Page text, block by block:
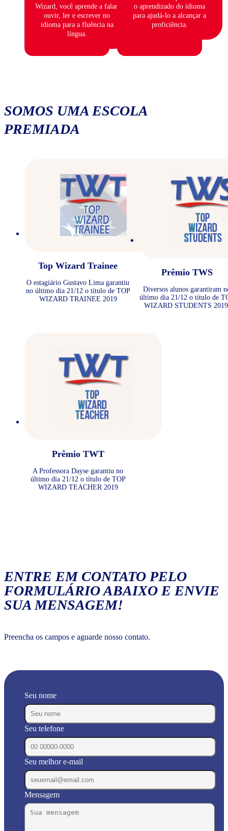
Wizard, você aprende a falar,
ouvir, ler e escrever no
idioma para a fluência na
língua.
o aprendizado do idioma
para ajudá-lo a alcançar a
proficiência.
SOMOS UMA ESCOLA
PREMIADA
Top Wizard Trainee
O estagiário Gustavo Lima garantiu
no último dia 21/12 o título de TOP
WIZARD TRAINEE 2019
Prêmio TWS
Diversos alunos garantiram
último dia 21/12 o título de
WIZARD STUDENTS
Prêmio TWT
A Professora Dayse garantiu no
último dia 21/12 o título de TOP
WIZARD TEACHER 2019
ENTRE EM CONTATO PELO
FORMULÁRIO ABAIXO E ENVIE
SUA MENSAGEM!
Preencha os campos e aguarde nosso contato.
Seu nome
Seu telefone
Seu melhor e-mail
Mensagem